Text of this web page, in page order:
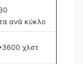
ανά κύκλο
χλστ